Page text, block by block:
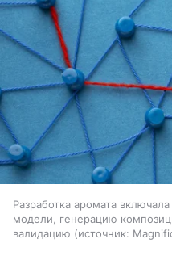
Разработка аромата
модели, генерацию
валидацию
источник: